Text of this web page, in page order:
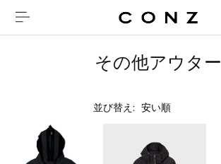
その他アウター
並び替え: